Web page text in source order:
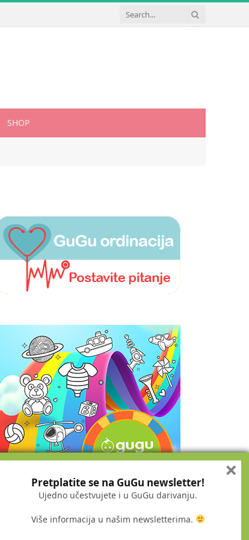
SHOP
Pretplatite se na GuGu newsletter!
Ujedno učestvujete i u GuGu darivanju.
Više informacija u našim newsletterima.
×